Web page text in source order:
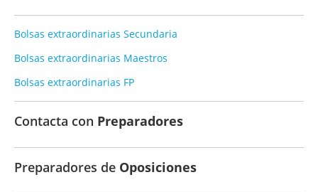
Bolsas extraordinarias Secundaria
Bolsas extraordinarias Maestros
Bolsas extraordinarias FP
Contacta con Preparadores
Preparadores de Oposiciones